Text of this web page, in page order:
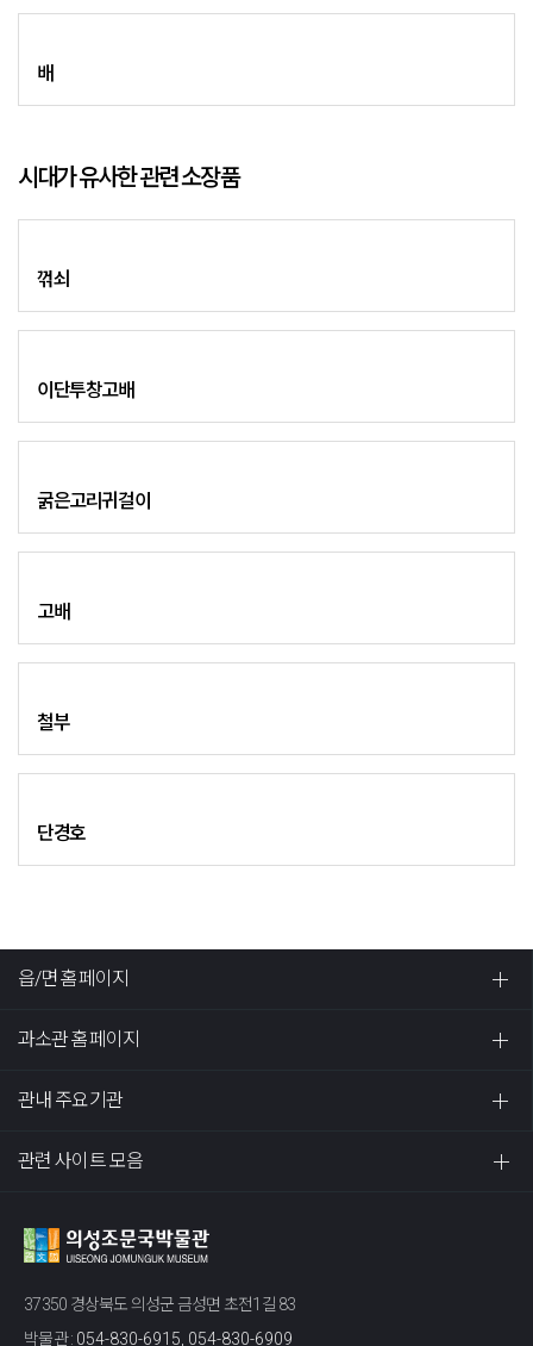
배
시대가 유사한 관련 소장품
꺾쇠
이단투창고배
굵은고리귀걸이
고배
철부
단경호
읍/면 홈페이지
과소관 홈페이지
관내 주요기관
관련 사이트 모음
37350 경상북도 의성군 금성면 초전1길 83
박물관 : 054-830-6915, 054-830-6909